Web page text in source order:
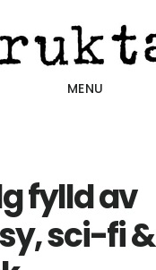
MENU
fylld av
sci-fi &